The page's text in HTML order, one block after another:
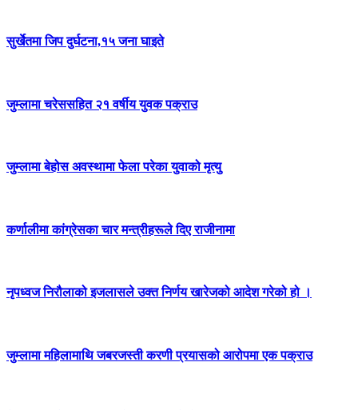
सुर्खेतमा जिप दुर्घटना,१५ जना घाइते
जुम्लामा चरेससहित २१ वर्षीय युवक पक्राउ
जुम्लामा बेहोस अवस्थामा फेला परेका युवाको मृत्यु
कर्णालीमा कांग्रेसका चार मन्त्रीहरूले दिए राजीनामा
नृपध्वज निरौलाको इजलासले उक्त निर्णय खारेजको आदेश गरेको हो ।
जुम्लामा महिलामाथि जबरजस्ती करणी प्रयासको आरोपमा एक पक्राउ